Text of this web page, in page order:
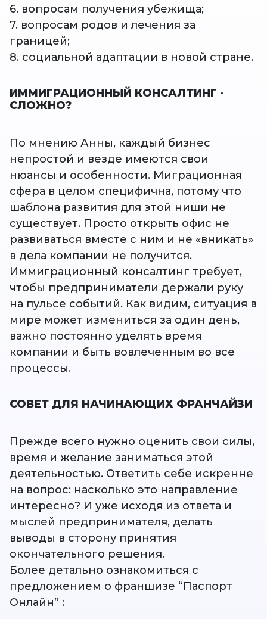
6. вопросам получения убежища;
7. вопросам родов и лечения за
границей;
8. социальной адаптации в новой стране.
ИММИГРАЦИОННЫЙ КОНСАЛТИНГ -
СЛОЖНО?
По мнению Анны, каждый бизнес
непростой и везде имеются свои
нюансы и особенности. Миграционная
сфера в целом специфична, потому что
шаблона развития для этой ниши не
существует. Просто открыть офис не
развиваться вместе с ним и не «вникать»
в дела компании не получится.
Иммиграционный консалтинг требует,
чтобы предприниматели держали руку
на пульсе событий. Как видим, ситуация в
мире может измениться за один день,
важно постоянно уделять время
компании и быть вовлеченным во все
процессы.
СОВЕТ ДЛЯ НАЧИНАЮЩИХ ФРАНЧАЙЗИ
Прежде всего нужно оценить свои силы,
время и желание заниматься этой
деятельностью. Ответить себе искренне
на вопрос: насколько это направление
интересно? И уже исходя из ответа и
мыслей предпринимателя, делать
выводы в сторону принятия
окончательного решения.
Более детально ознакомиться с
предложением о франшизе “Паспорт
Онлайн” :